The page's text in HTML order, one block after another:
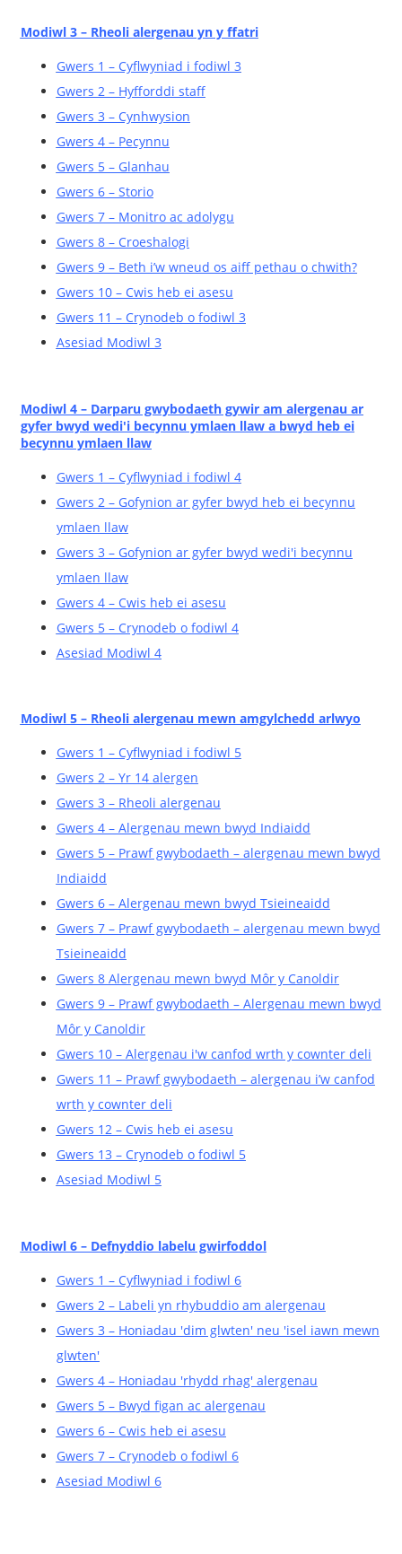
Modiwl 3 – Rheoli alergenau yn y ffatri
Gwers 1 – Cyflwyniad i fodiwl 3
Gwers 2 – Hyfforddi staff
Gwers 3 – Cynhwysion
Gwers 4 – Pecynnu
Gwers 5 – Glanhau
Gwers 6 – Storio
Gwers 7 – Monitro ac adolygu
Gwers 8 – Croeshalogi
Gwers 9 – Beth i’w wneud os aiff pethau o chwith?
Gwers 10 – Cwis heb ei asesu
Gwers 11 – Crynodeb o fodiwl 3
Asesiad Modiwl 3
Modiwl 4 – Darparu gwybodaeth gywir am alergenau ar
gyfer bwyd wedi'i becynnu ymlaen llaw a bwyd heb ei
becynnu ymlaen llaw
Gwers 1 – Cyflwyniad i fodiwl 4
Gwers 2 – Gofynion ar gyfer bwyd heb ei becynnu
ymlaen llaw
Gwers 3 – Gofynion ar gyfer bwyd wedi'i becynnu
ymlaen llaw
Gwers 4 – Cwis heb ei asesu
Gwers 5 – Crynodeb o fodiwl 4
Asesiad Modiwl 4
Modiwl 5 – Rheoli alergenau mewn amgylchedd arlwyo
Gwers 1 – Cyflwyniad i fodiwl 5
Gwers 2 – Yr 14 alergen
Gwers 3 – Rheoli alergenau
Gwers 4 – Alergenau mewn bwyd Indiaidd
Gwers 5 – Prawf gwybodaeth – alergenau mewn bwyd
Indiaidd
Gwers 6 – Alergenau mewn bwyd Tsieineaidd
Gwers 7 – Prawf gwybodaeth – alergenau mewn bwyd
Tsieineaidd
Gwers 8 Alergenau mewn bwyd Môr y Canoldir
Gwers 9 – Prawf gwybodaeth – Alergenau mewn bwyd
Môr y Canoldir
Gwers 10 – Alergenau i'w canfod wrth y cownter deli
Gwers 11 – Prawf gwybodaeth – alergenau i’w canfod
wrth y cownter deli
Gwers 12 – Cwis heb ei asesu
Gwers 13 – Crynodeb o fodiwl 5
Asesiad Modiwl 5
Modiwl 6 – Defnyddio labelu gwirfoddol
Gwers 1 – Cyflwyniad i fodiwl 6
Gwers 2 – Labeli yn rhybuddio am alergenau
Gwers 3 – Honiadau 'dim glwten' neu 'isel iawn mewn
glwten'
Gwers 4 – Honiadau 'rhydd rhag' alergenau
Gwers 5 – Bwyd figan ac alergenau
Gwers 6 – Cwis heb ei asesu
Gwers 7 – Crynodeb o fodiwl 6
Asesiad Modiwl 6